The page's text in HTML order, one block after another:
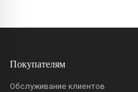
Покупателям
Обслуживание клиентов